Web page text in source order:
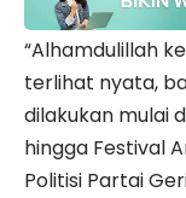
“Alhamdulillah
terlihat nyata,
dilakukan mulai
hingga Festival
Politisi Partai